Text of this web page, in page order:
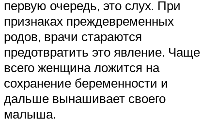
первую очередь, это слух. При
признаках преждевременных
родов, врачи стараются
предотвратить это явление. Чаще
всего женщина ложится на
сохранение беременности и
дальше вынашивает своего
малыша.